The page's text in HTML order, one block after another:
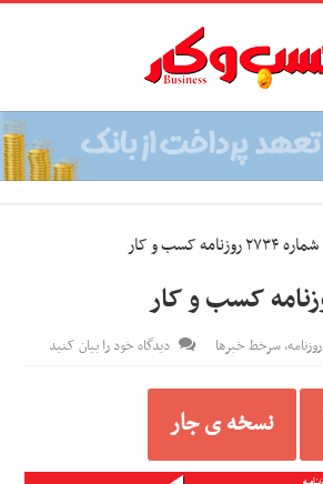
شماره ۲۷۳۴ روزنامه کسب و کار
روزنامه,سرخط خبرها دیدگاه خود را بیان کنید
نسخه ی جار